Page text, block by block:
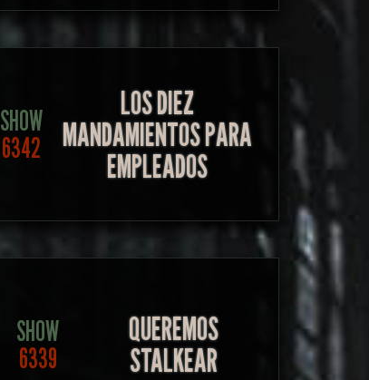
SHOW
6342
LOS DIEZ
MANDAMIENTOS PARA
EMPLEADOS
SHOW
6339
QUEREMOS
STALKEAR